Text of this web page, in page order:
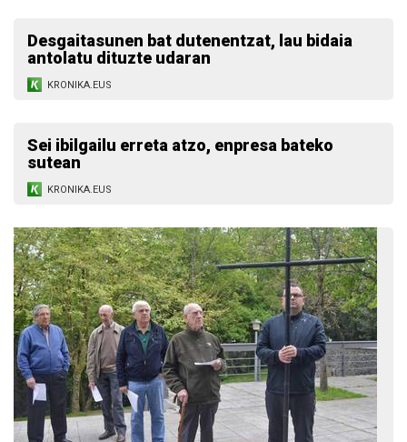
Desgaitasunen bat dutenentzat, lau bidaia
antolatu dituzte udaran
KRONIKA.EUS
Sei ibilgailu erreta atzo, enpresa bateko
sutean
KRONIKA.EUS